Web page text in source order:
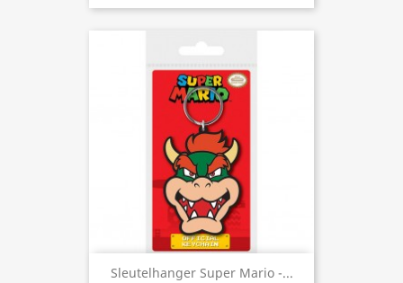
Sleutelhanger Super Mario -...